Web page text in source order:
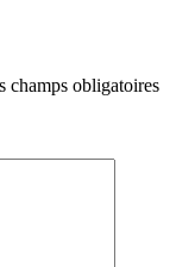
champs obligatoires